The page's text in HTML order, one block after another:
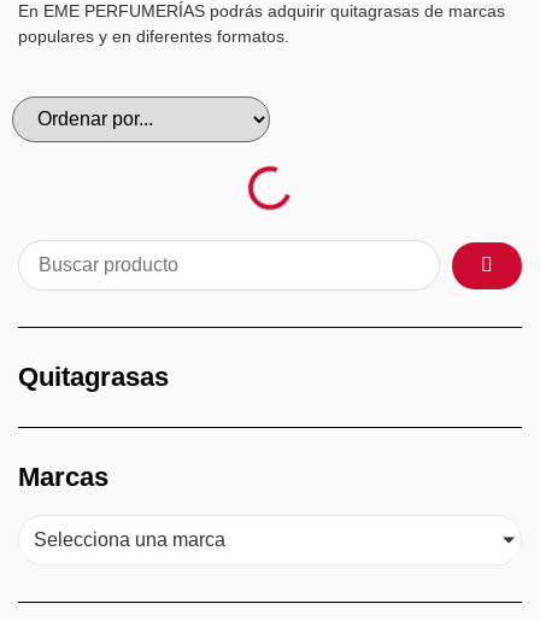
En EME PERFUMERÍAS podrás adquirir quitagrasas de marcas
populares y en diferentes formatos.
Quitagrasas
Marcas
Selecciona una marca